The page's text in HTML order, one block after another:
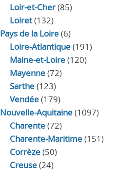
Loir‑et‑Cher(85)
Loiret(132)
Pays de la Loire(6)
Loire-Atlantique(191)
Maine-et-Loire(120)
Mayenne(72)
Sarthe(123)
Vendée(179)
Nouvelle-Aquitaine(1097)
Charente(72)
Charente-Maritime(151)
Corrèze(50)
Creuse(24)